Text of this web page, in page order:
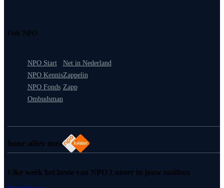
hoor alles met
Ook NPO
NPO Start
NPO Kennis
NPO Fonds
Ombudsman
Net in Nederland
Zappelin
Zapp
Elke week het beste van NPO Luister in jouw mailbox